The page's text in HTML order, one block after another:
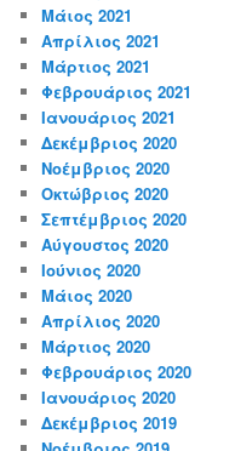
Μάιος 2021
Απρίλιος 2021
Μάρτιος 2021
Φεβρουάριος 2021
Ιανουάριος 2021
Δεκέμβριος 2020
Νοέμβριος 2020
Οκτώβριος 2020
Σεπτέμβριος 2020
Αύγουστος 2020
Ιούνιος 2020
Μάιος 2020
Απρίλιος 2020
Μάρτιος 2020
Φεβρουάριος 2020
Ιανουάριος 2020
Δεκέμβριος 2019